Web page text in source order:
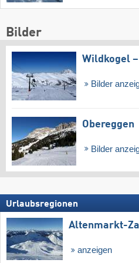
Bilder
Wildkogel
Bilder
Obereggen
Bilder
Urlaubsregionen
Altenmarkt-
anzeigen